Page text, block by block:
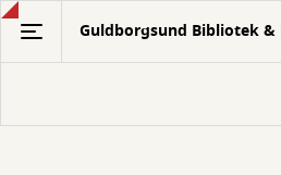
Gå
hovedindhold
Guldborgsund Bibliotek &